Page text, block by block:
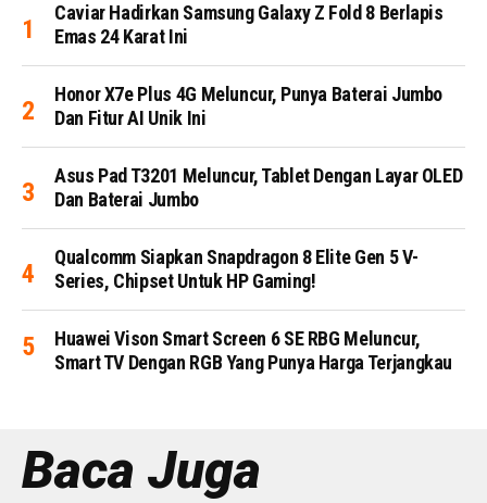
Caviar Hadirkan Samsung Galaxy Z Fold 8 Berlapis
Emas 24 Karat Ini
Honor X7e Plus 4G Meluncur, Punya Baterai Jumbo
Dan Fitur AI Unik Ini
Asus Pad T3201 Meluncur, Tablet Dengan Layar OLED
Dan Baterai Jumbo
Qualcomm Siapkan Snapdragon 8 Elite Gen 5 V-
Series, Chipset Untuk HP Gaming!
Huawei Vison Smart Screen 6 SE RBG Meluncur,
Smart TV Dengan RGB Yang Punya Harga Terjangkau
Baca Juga